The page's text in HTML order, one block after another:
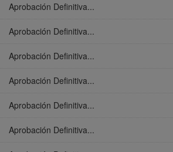
Aprobación Definitiva...
Aprobación Definitiva...
Aprobación Definitiva...
Aprobación Definitiva...
Aprobación Definitiva...
Aprobación Definitiva...